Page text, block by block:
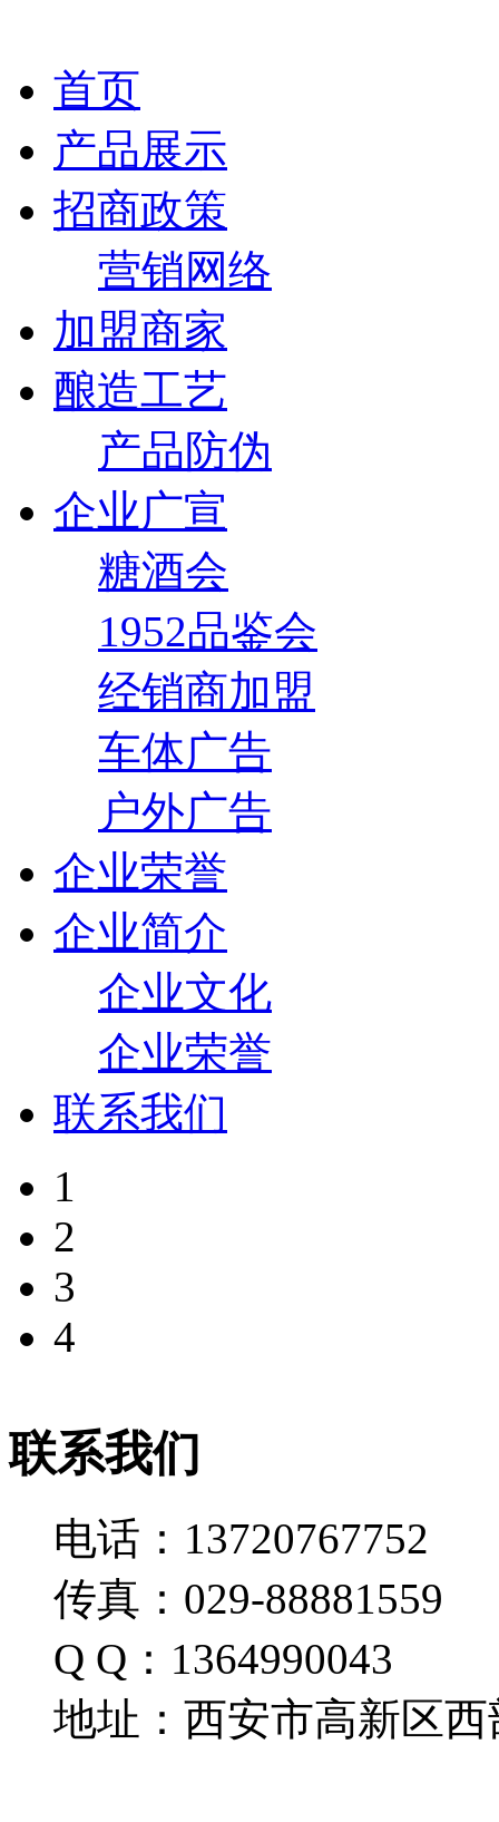
首页
产品展示
招商政策
营销网络
加盟商家
酿造工艺
产品防伪
企业广宣
糖酒会
1952品鉴会
经销商加盟
车体广告
户外广告
企业荣誉
企业简介
企业文化
企业荣誉
联系我们
1
2
3
4
联系我们
电话：13720767752
传真：029-88881559
Q Q：1364990043
地址：西安市高新区西